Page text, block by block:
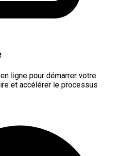
ligne pour démarrer votre
et accélérer le processus